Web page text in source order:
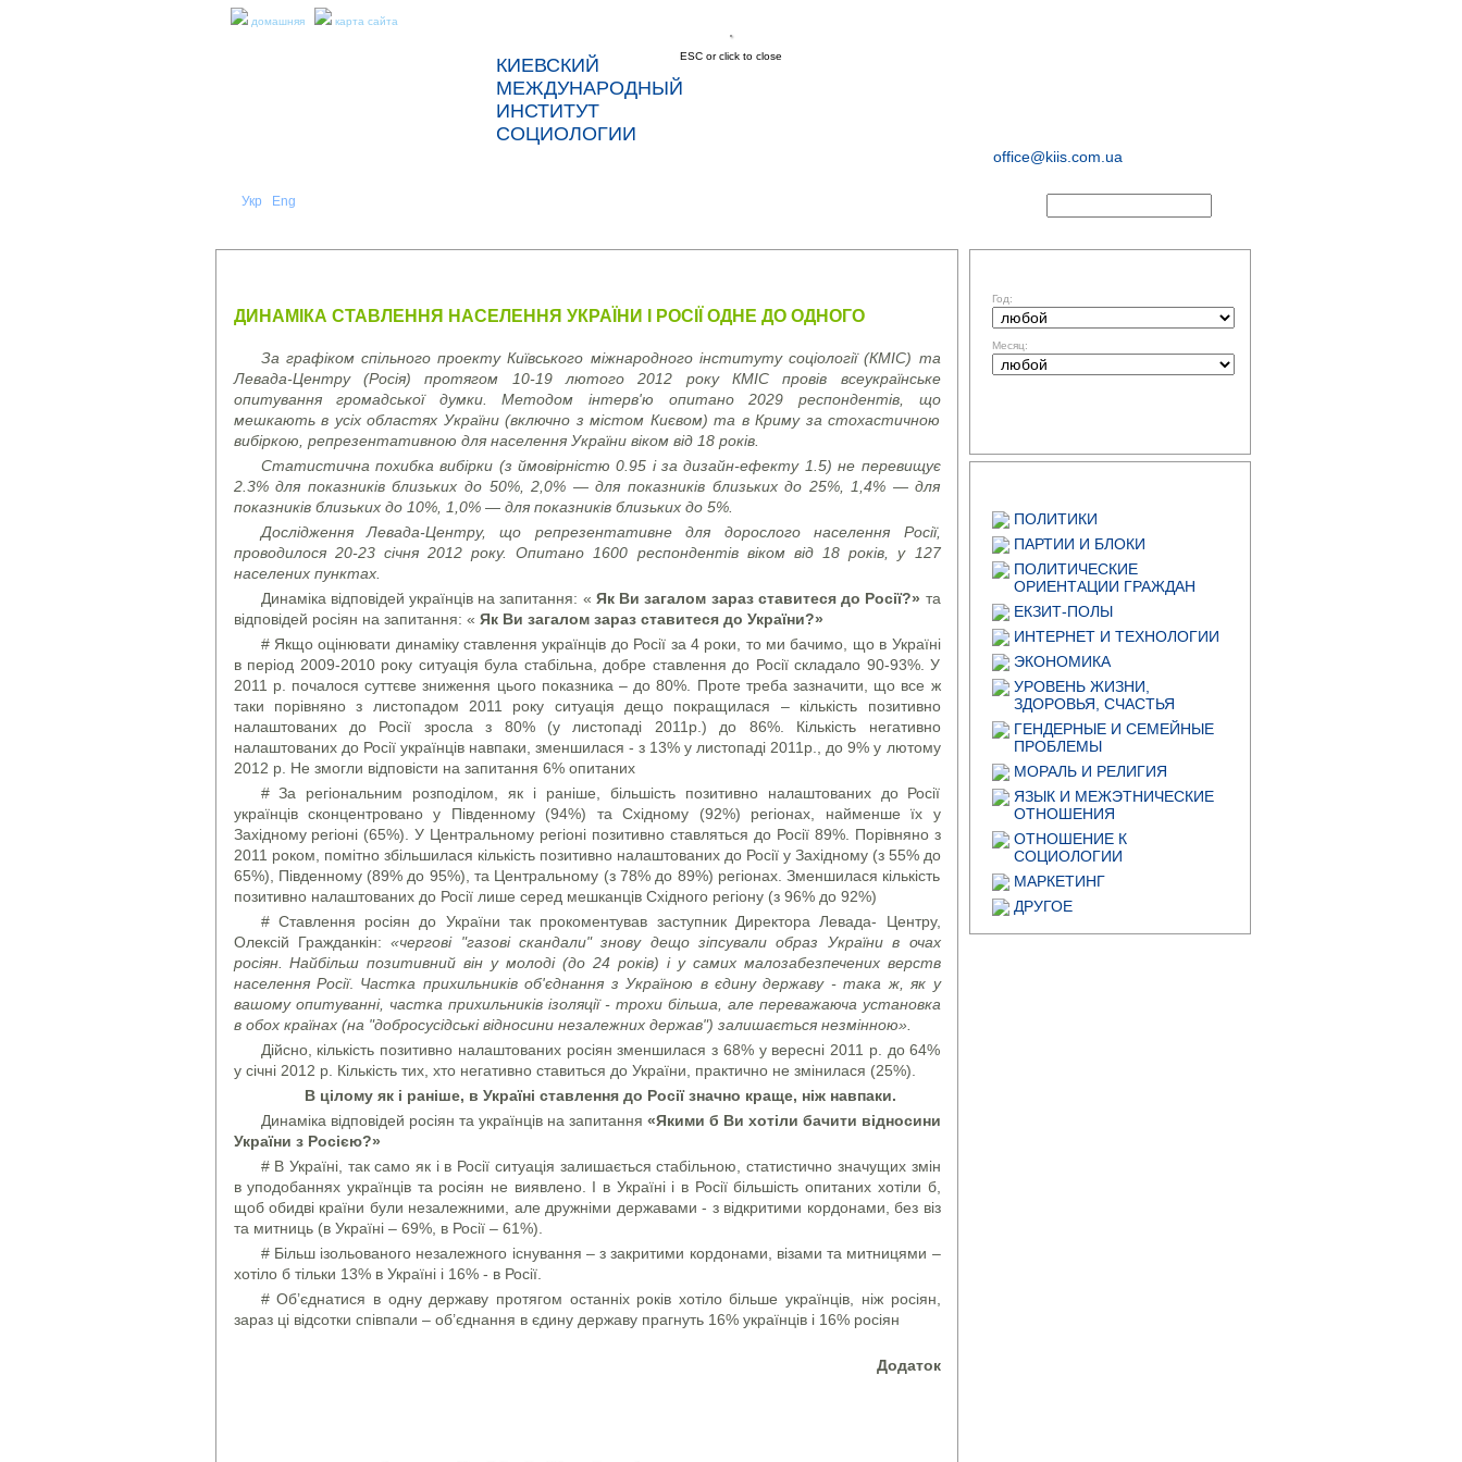
домашняя карта сайта
КИЕВСКИЙ
МЕЖДУНАРОДНЫЙ
ИНСТИТУТ
СОЦИОЛОГИИ
office@kiis.com.ua
Укр Eng
ESC or click to close
ДИНАМІКА СТАВЛЕННЯ НАСЕЛЕННЯ УКРАЇНИ І РОСІЇ ОДНЕ ДО ОДНОГО
За графіком спільного проекту Київського міжнародного інституту соціології (КМІС) та
Левада-Центру (Росія) протягом 10-19 лютого 2012 року КМІС провів всеукраїнське
опитування громадської думки. Методом інтерв'ю опитано 2029 респондентів, що
мешкають в усіх областях України (включно з містом Києвом) та в Криму за стохастичною
вибіркою, репрезентативною для населення України віком від 18 років.
Статистична похибка вибірки (з ймовірністю 0.95 і за дизайн-ефекту 1.5) не перевищує
2.3% для показників близьких до 50%, 2,0% — для показників близьких до 25%, 1,4% — для
показників близьких до 10%, 1,0% — для показників близьких до 5%.
Дослідження Левада-Центру, що репрезентативне для дорослого населення Росії,
проводилося 20-23 січня 2012 року. Опитано 1600 респондентів віком від 18 років, у 127
населених пунктах.
Динаміка відповідей українців на запитання: « Як Ви загалом зараз ставитеся до Росії?» та
відповідей росіян на запитання: « Як Ви загалом зараз ставитеся до України?»
# Якщо оцінювати динаміку ставлення українців до Росії за 4 роки, то ми бачимо, що в Україні
в період 2009-2010 року ситуація була стабільна, добре ставлення до Росії складало 90-93%. У
2011 р. почалося суттєве зниження цього показника – до 80%. Проте треба зазначити, що все ж
таки порівняно з листопадом 2011 року ситуація дещо покращилася – кількість позитивно
налаштованих до Росії зросла з 80% (у листопаді 2011р.) до 86%. Кількість негативно
налаштованих до Росії українців навпаки, зменшилася - з 13% у листопаді 2011р., до 9% у лютому
2012 р. Не змогли відповісти на запитання 6% опитаних
# За регіональним розподілом, як і раніше, більшість позитивно налаштованих до Росії
українців сконцентровано у Південному (94%) та Східному (92%) регіонах, найменше їх у
Західному регіоні (65%). У Центральному регіоні позитивно ставляться до Росії 89%. Порівняно з
2011 роком, помітно збільшилася кількість позитивно налаштованих до Росії у Західному (з 55% до
65%), Південному (89% до 95%), та Центральному (з 78% до 89%) регіонах. Зменшилася кількість
позитивно налаштованих до Росії лише серед мешканців Східного регіону (з 96% до 92%)
# Ставлення росіян до України так прокоментував заступник Директора Левада- Центру,
Олексій Гражданкін:«чергові "газові скандали" знову дещо зіпсували образ України в очах
росіян. Найбільш позитивний він у молоді (до 24 років) і у самих малозабезпечених верств
населення Росії. Частка прихильників об'єднання з Україною в єдину державу - така ж, як у
вашому опитуванні, частка прихильників ізоляції - трохи більша, але переважаюча установка
в обох країнах (на "добросусідські відносини незалежних держав") залишається незмінною».
Дійсно, кількість позитивно налаштованих росіян зменшилася з 68% у вересні 2011 р. до 64%
у січні 2012 р. Кількість тих, хто негативно ставиться до України, практично не змінилася (25%).
В цілому як і раніше, в Україні ставлення до Росії значно краще, ніж навпаки.
Динаміка відповідей росіян та українців на запитання «Якими б Ви хотіли бачити відносини
України з Росією?»
# В Україні, так само як і в Росії ситуація залишається стабільною, статистично значущих змін
в уподобаннях українців та росіян не виявлено. І в Україні і в Росії більшість опитаних хотіли б,
щоб обидві країни були незалежними, але дружніми державами - з відкритими кордонами, без віз
та митниць (в Україні – 69%, в Росії – 61%).
# Більш ізольованого незалежного існування – з закритими кордонами, візами та митницями –
хотіло б тільки 13% в Україні і 16% - в Росії.
# Об’єднатися в одну державу протягом останніх років хотіло більше українців, ніж росіян,
зараз ці відсотки співпали – об’єднання в єдину державу прагнуть 16% українців і 16% росіян
Додаток
Год:
Месяц:
ПОЛИТИКИ
ПАРТИИ И БЛОКИ
ПОЛИТИЧЕСКИЕ
ОРИЕНТАЦИИ ГРАЖДАН
ЕКЗИТ-ПОЛЫ
ИНТЕРНЕТ И ТЕХНОЛОГИИ
ЭКОНОМИКА
УРОВЕНЬ ЖИЗНИ,
ЗДОРОВЬЯ, СЧАСТЬЯ
ГЕНДЕРНЫЕ И СЕМЕЙНЫЕ
ПРОБЛЕМЫ
МОРАЛЬ И РЕЛИГИЯ
ЯЗЫК И МЕЖЭТНИЧЕСКИЕ
ОТНОШЕНИЯ
ОТНОШЕНИЕ К
СОЦИОЛОГИИ
МАРКЕТИНГ
ДРУГОЕ